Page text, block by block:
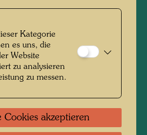
August 15, 1949
mm
italienischen Marktpapier
Form)
Vienna
Kategorie
es uns, die
Website
zu analysieren
zu messen.
Cookies akzeptieren